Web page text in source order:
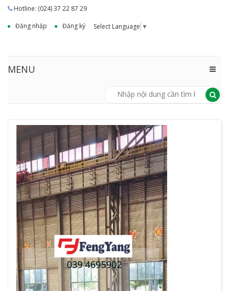
Hotline: (024) 37 22 87 29
Đăng nhập
Đăng ký Select Language ▼
MENU